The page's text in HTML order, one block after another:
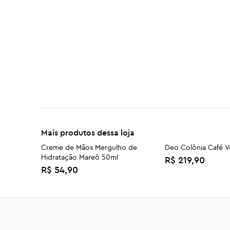
Mais produtos dessa loja
Creme de Mãos Mergulho de
Hidratação Mareô 50ml
R$ 54,90
Deo Colônia Café
R$ 219,90